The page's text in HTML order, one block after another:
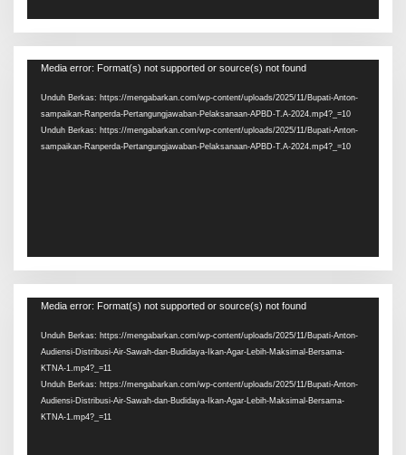
Pemutar
Media error: Format(s) not supported or source(s) not found
Unduh Berkas: https://mengabarkan.com/wp-content/uploads/2025/11/Bupati-Anton-
sampaikan-Ranperda-Pertangungjawaban-Pelaksanaan-APBD-T.A-2024.mp4?_=10
Unduh Berkas: https://mengabarkan.com/wp-content/uploads/2025/11/Bupati-Anton-
sampaikan-Ranperda-Pertangungjawaban-Pelaksanaan-APBD-T.A-2024.mp4?_=10
Pemutar
Media error: Format(s) not supported or source(s) not found
Unduh Berkas: https://mengabarkan.com/wp-content/uploads/2025/11/Bupati-Anton-
Audiensi-Distribusi-Air-Sawah-dan-Budidaya-Ikan-Agar-Lebih-Maksimal-Bersama-
KTNA-1.mp4?_=11
Unduh Berkas: https://mengabarkan.com/wp-content/uploads/2025/11/Bupati-Anton-
Audiensi-Distribusi-Air-Sawah-dan-Budidaya-Ikan-Agar-Lebih-Maksimal-Bersama-
KTNA-1.mp4?_=11